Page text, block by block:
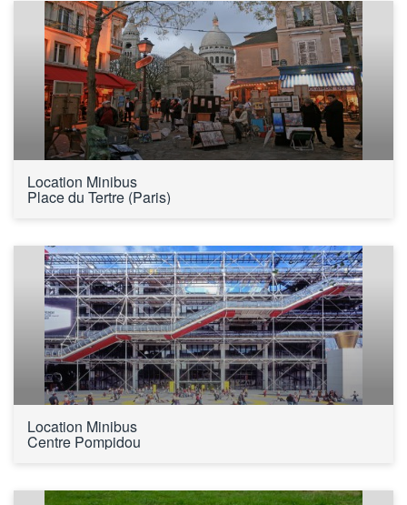
Location Minibus
Place du Tertre (Paris)
Location Minibus
Centre Pompidou